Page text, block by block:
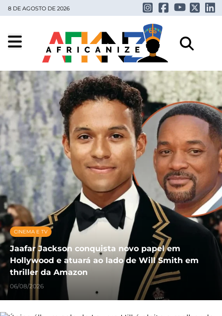
8 DE AGOSTO DE 2026
CINEMA E TV
Jaafar Jackson conquista novo papel em
Hollywood e atuará ao lado de Will Smith em
thriller da Amazon
06/08/2026